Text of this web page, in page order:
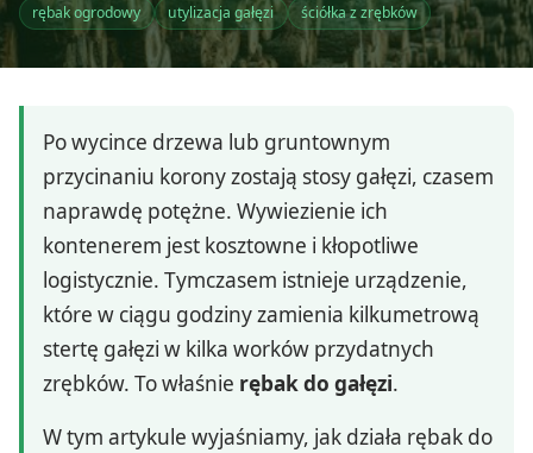
rębak ogrodowy
utylizacja gałęzi ściółka z zrębków
Po wycince drzewa lub gruntownym
przycinaniu korony zostają stosy gałęzi, czasem
naprawdę potężne. Wywiezienie ich
kontenerem jest kosztowne i kłopotliwe
logistycznie. Tymczasem istnieje urządzenie,
które w ciągu godziny zamienia kilkumetrową
stertę gałęzi w kilka worków przydatnych
zrębków. To właśnie rębak do gałęzi.
W tym artykule wyjaśniamy, jak działa rębak do